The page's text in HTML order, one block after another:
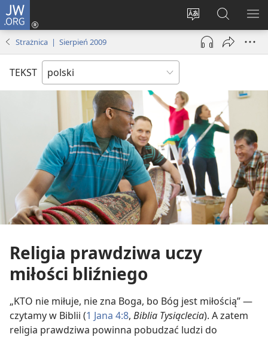
JW.ORG
Wybór
języka
Logowanie
(opens
window)
Szukaj
na
JW.ORG
Strażnica | Sierpień 2009
TEKST
Religia prawdziwa uczy
miłości bliźniego
„KTO nie miłuje, nie zna Boga, bo Bóg jest miłością” —
czytamy w Biblii (1 Jana 4:8, Biblia Tysiąclecia). A zatem
religia prawdziwa powinna pobudzać ludzi do